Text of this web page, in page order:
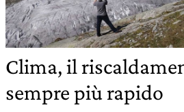
Clima, il
sempre più rapido